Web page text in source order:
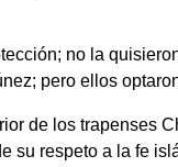
no la
pero ellos
de los trapenses
su respeto a la fe